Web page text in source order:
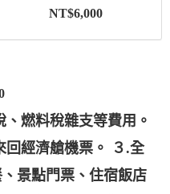
NT$6,000
、燃料稅雜支等費用。
回經濟艙機票。 ３.全
景點門票、住宿飯店